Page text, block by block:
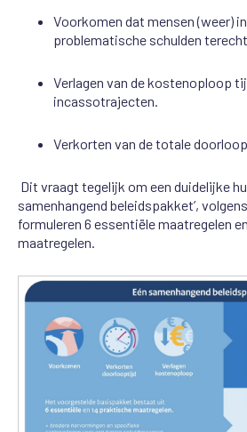
Voorkomen dat mensen (weer)
problematische schulden
Verlagen van de kostenoploop
incassotrajecten.
Verkorten van de totale
Dit vraagt tegelijk om een duidelijke
samenhangend beleidspakket’,
formuleren 6 essentiële maatregelen
maatregelen.